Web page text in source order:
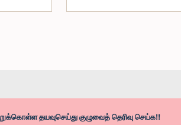
தயவுசெய்து குழுவைத் தெரிவு செய்க!!